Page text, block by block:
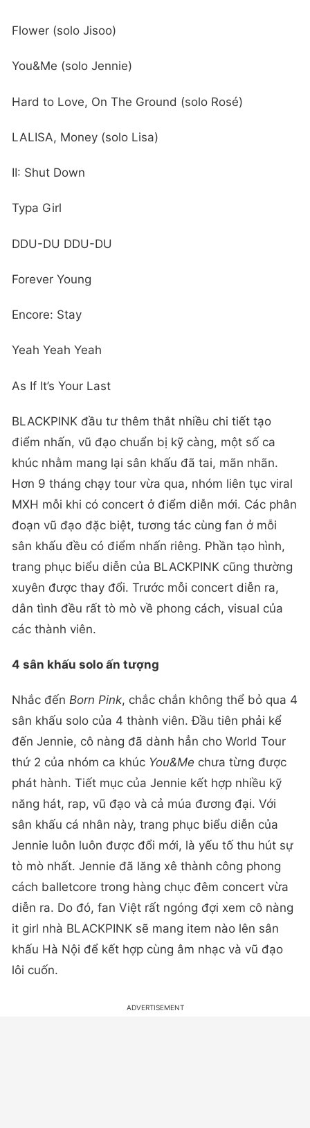
Flower (solo Jisoo)
You&Me (solo Jennie)
Hard to Love, On The Ground (solo Rosé)
LALISA, Money (solo Lisa)
II: Shut Down
Typa Girl
DDU-DU DDU-DU
Forever Young
Encore: Stay
Yeah Yeah Yeah
As If It’s Your Last
BLACKPINK đầu tư thêm thắt nhiều chi tiết tạo
điểm nhấn, vũ đạo chuẩn bị kỹ càng, một số ca
khúc nhằm mang lại sân khấu đã tai, mãn nhãn.
Hơn 9 tháng chạy tour vừa qua, nhóm liên tục viral
MXH mỗi khi có concert ở điểm diễn mới. Các phân
đoạn vũ đạo đặc biệt, tương tác cùng fan ở mỗi
sân khấu đều có điểm nhấn riêng. Phần tạo hình,
trang phục biểu diễn của BLACKPINK cũng thường
xuyên được thay đổi. Trước mỗi concert diễn ra,
dân tình đều rất tò mò về phong cách, visual của
các thành viên.
4 sân khấu solo ấn tượng
Nhắc đến Born Pink, chắc chắn không thể bỏ qua 4
sân khấu solo của 4 thành viên. Đầu tiên phải kể
đến Jennie, cô nàng đã dành hẳn cho World Tour
thứ 2 của nhóm ca khúc You&Me chưa từng được
phát hành. Tiết mục của Jennie kết hợp nhiều kỹ
năng hát, rap, vũ đạo và cả múa đương đại. Với
sân khấu cá nhân này, trang phục biểu diễn của
Jennie luôn luôn được đổi mới, là yếu tố thu hút sự
tò mò nhất. Jennie đã lăng xê thành công phong
cách balletcore trong hàng chục đêm concert vừa
diễn ra. Do đó, fan Việt rất ngóng đợi xem cô nàng
it girl nhà BLACKPINK sẽ mang item nào lên sân
khấu Hà Nội để kết hợp cùng âm nhạc và vũ đạo
lôi cuốn.